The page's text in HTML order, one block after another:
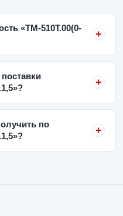
«ТМ-510Т.00(0-
по